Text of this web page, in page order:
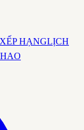
HẠNGLỊCH